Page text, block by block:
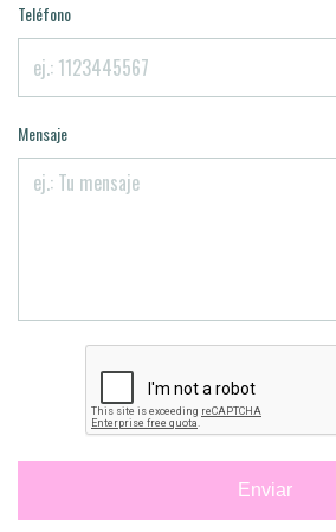
Teléfono
Mensaje
Enviar